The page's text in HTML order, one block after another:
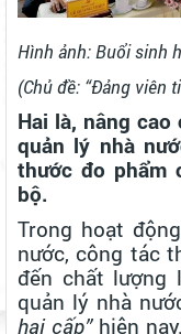
Hình ảnh: Buổi sinh
(Chủ đề: “Đảng viên
Hai là, nâng
quản lý nhà
thước đo phẩm
bộ.
Trong hoạt
nước, công tác
đến chất lượng
quản lý nhà
hai cấp” hiện